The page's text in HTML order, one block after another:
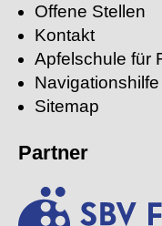
Offene Stellen
Kontakt
Apfelschule für
Sitemap
Partner